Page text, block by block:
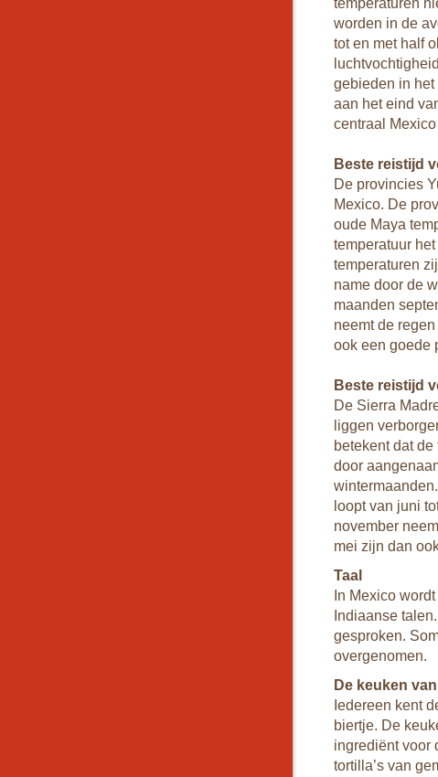
temperaturen
worden in de
tot en met half
gebieden in het
aan het eind
centraal
Beste reistijd
De provincies
Mexico. De
oude Maya
temperatuur
temperaturen
name door de
maanden
neemt de
ook een goede
Beste reistijd
De Sierra
liggen
betekent dat
door
loopt van juni
november
mei zijn dan
Taal
In Mexico
Indiaanse
gesproken.
overgenomen.
De keuken
Iedereen kent
biertje. De
ingrediënt voor
tortilla’s van